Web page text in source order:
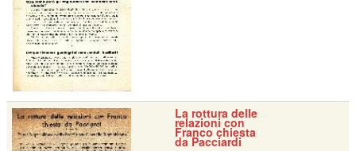
La rottura delle
relazioni con
Franco chiesta
da Pacciardi